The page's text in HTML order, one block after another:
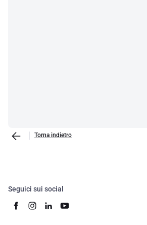
Torna indietro
Seguici sui social